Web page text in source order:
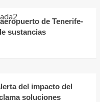
de Tenerife-
sustancias
del impacto del
soluciones